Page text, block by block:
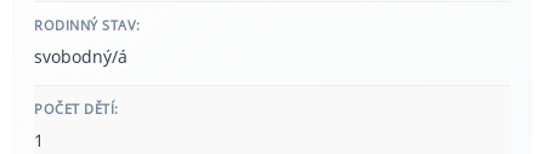
RODINNÝ STAV:
svobodný/á
POČET DĚTÍ:
1